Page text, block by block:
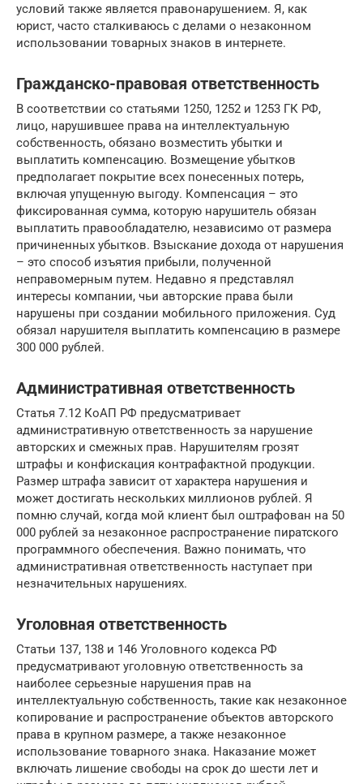
условий также является правонарушением. Я, как
юрист, часто сталкиваюсь с делами о незаконном
использовании товарных знаков в интернете.
Гражданско-правовая ответственность
В соответствии со статьями 1250, 1252 и 1253 ГК РФ,
лицо, нарушившее права на интеллектуальную
собственность, обязано возместить убытки и
выплатить компенсацию. Возмещение убытков
предполагает покрытие всех понесенных потерь,
включая упущенную выгоду. Компенсация – это
фиксированная сумма, которую нарушитель обязан
выплатить правообладателю, независимо от размера
причиненных убытков. Взыскание дохода от нарушения
– это способ изъятия прибыли, полученной
неправомерным путем. Недавно я представлял
интересы компании, чьи авторские права были
нарушены при создании мобильного приложения. Суд
обязал нарушителя выплатить компенсацию в размере
300 000 рублей.
Административная ответственность
Статья 7.12 КоАП РФ предусматривает
административную ответственность за нарушение
авторских и смежных прав. Нарушителям грозят
штрафы и конфискация контрафактной продукции.
Размер штрафа зависит от характера нарушения и
может достигать нескольких миллионов рублей. Я
помню случай, когда мой клиент был оштрафован на 50
000 рублей за незаконное распространение пиратского
программного обеспечения. Важно понимать, что
административная ответственность наступает при
незначительных нарушениях.
Уголовная ответственность
Статьи 137, 138 и 146 Уголовного кодекса РФ
предусматривают уголовную ответственность за
наиболее серьезные нарушения прав на
интеллектуальную собственность, такие как незаконное
копирование и распространение объектов авторского
права в крупном размере, а также незаконное
использование товарного знака. Наказание может
включать лишение свободы на срок до шести лет и